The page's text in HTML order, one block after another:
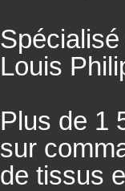
Louis
Plus de 1
sur
de tissus